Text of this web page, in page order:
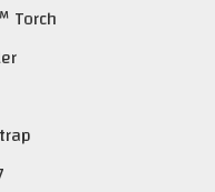
Torch